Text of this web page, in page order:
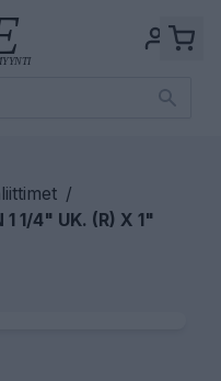
/
1 1/4" UK. (R) X 1"